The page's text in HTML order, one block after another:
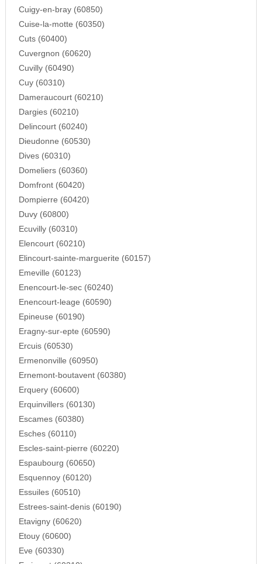
Cuigy-en-bray (60850)
Cuise-la-motte (60350)
Cuts (60400)
Cuvergnon (60620)
Cuvilly (60490)
Cuy (60310)
Dameraucourt (60210)
Dargies (60210)
Delincourt (60240)
Dieudonne (60530)
Dives (60310)
Domeliers (60360)
Domfront (60420)
Dompierre (60420)
Duvy (60800)
Ecuvilly (60310)
Elencourt (60210)
Elincourt-sainte-marguerite (60157)
Emeville (60123)
Enencourt-le-sec (60240)
Enencourt-leage (60590)
Epineuse (60190)
Eragny-sur-epte (60590)
Ercuis (60530)
Ermenonville (60950)
Ernemont-boutavent (60380)
Erquery (60600)
Erquinvillers (60130)
Escames (60380)
Esches (60110)
Escles-saint-pierre (60220)
Espaubourg (60650)
Esquennoy (60120)
Essuiles (60510)
Estrees-saint-denis (60190)
Etavigny (60620)
Etouy (60600)
Eve (60330)